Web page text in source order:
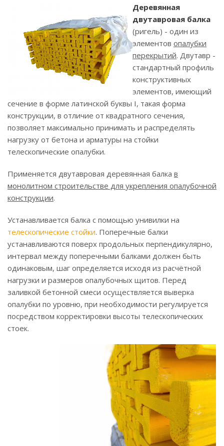
Деревянная
двутавровая балка
(ригель) - один из
элементов опалубки
перекрытий. Двутавр -
стандартный профиль
конструктивных
элементов, имеющий
сечение в форме латинской буквы I, такая форма
конструкции, в отличие от квадратного сечения,
позволяет максимально принимать и распределять
нагрузку от бетона и арматуры на стойки
телескопические опалубки.
Применяется двутавровая деревянная балка в
монолитном строительстве для укрепления опалубочной
конструкции.
Устанавливается балка с помощью унивилки на
телескопические стойки. Поперечные балки
устанавливаются поверх продольных перпендикулярно,
интервал между поперечными балками должен быть
одинаковым, шаг определяется исходя из расчётной
нагрузки и размеров опалубочных щитов. Перед
заливкой бетонной смеси осуществляется выверка
опалубки по уровню, при необходимости регулируется
посредством корректировки высоты телескопических
стоек.